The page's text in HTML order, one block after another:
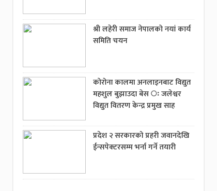
श्री लहेरी समाज नेपालको नयां कार्य
समिति चयन
कोरोना कालमा अनलाइनबाट विद्युत
महशुल बुझाउदा बेस ः जलेश्वर
विद्युत वितरण केन्द्र प्रमुख साह
प्रदेश २ सरकारको प्रहरी जवानदेखि
ईन्सपेक्टरसम्म भर्ना गर्ने तयारी